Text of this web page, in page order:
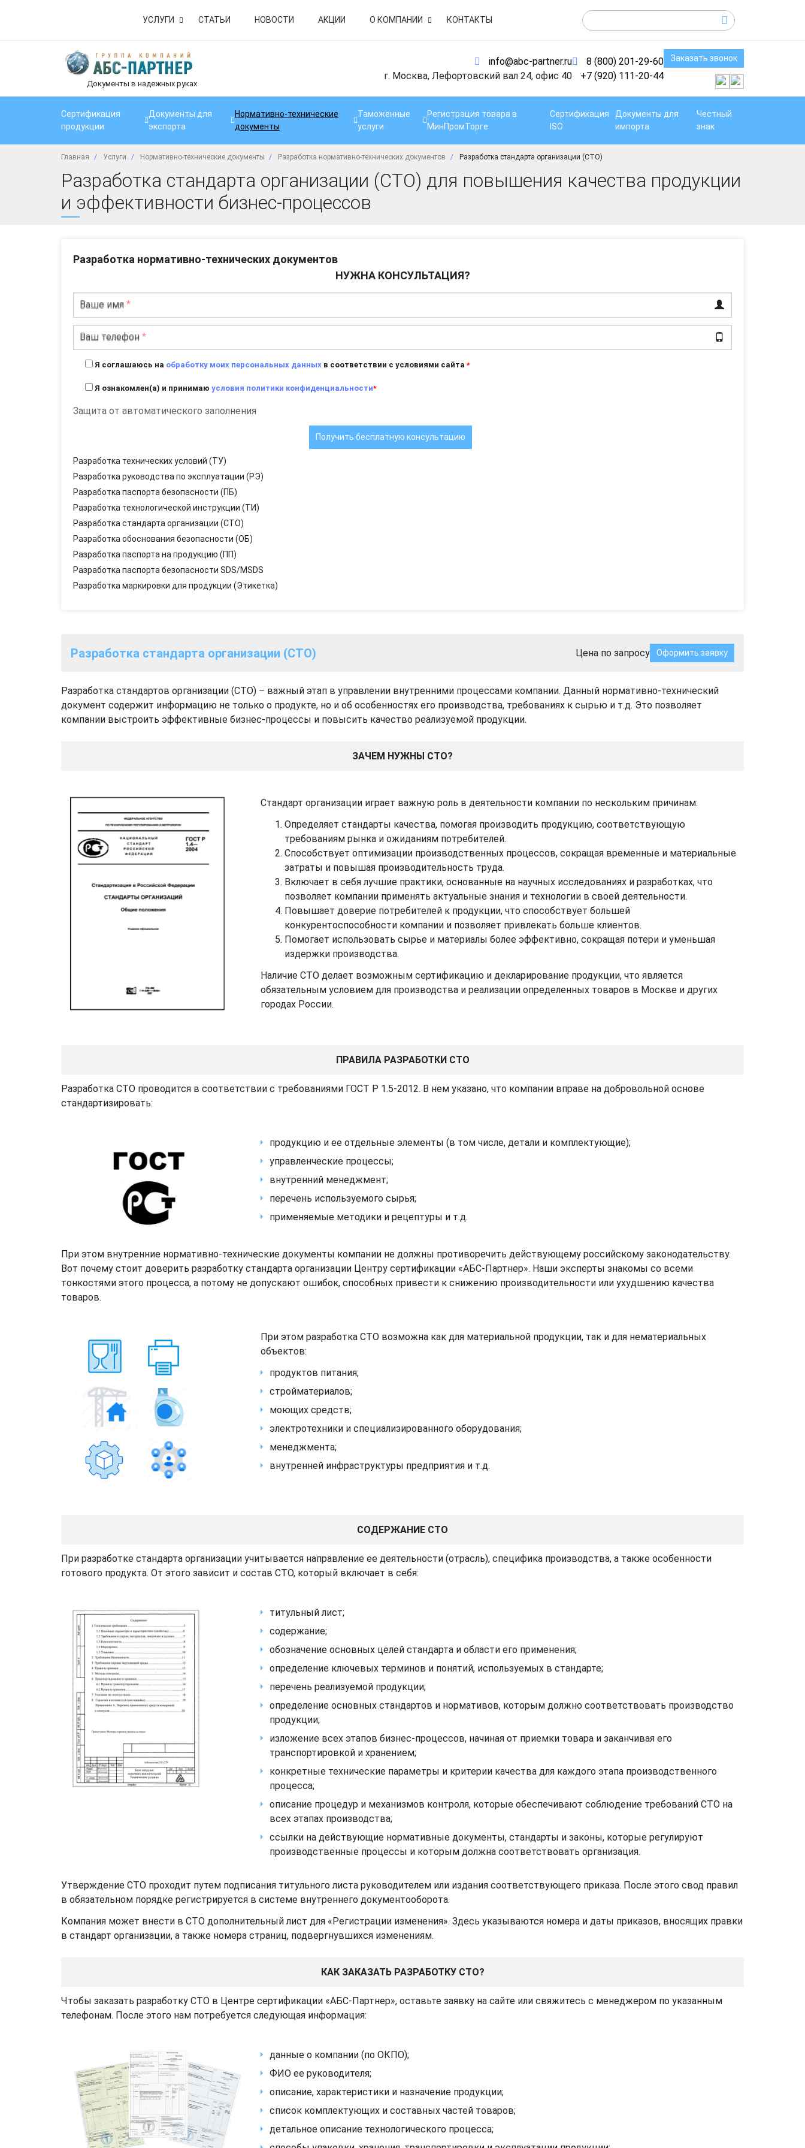
УСЛУГИ СТАТЬИ НОВОСТИ АКЦИИ О КОМПАНИИ КОНТАКТЫ
Документы в надежных руках
info@abc-partner.ru
г. Москва, Лефортовский вал 24, офис 40
8 (800) 201-29-60
+7 (920) 111-20-44
Заказать звонок
Сертификация
продукции
Документы для
экспорта
Нормативно-технические
документы
Таможенные
услуги
Регистрация товара в
МинПромТорге
Сертификация
ISO
Документы для
импорта
Честный
знак
Главная Услуги Нормативно-технические документы Разработка нормативно-технических документов Разработка стандарта организации (СТО)
Разработка стандарта организации (СТО) для повышения качества продукции
и эффективности бизнес-процессов
Разработка нормативно-технических документов
НУЖНА КОНСУЛЬТАЦИЯ?
Ваше имя *
Ваш телефон *
Я соглашаюсь на обработку моих персональных данных в соответствии с условиями сайта *
Я ознакомлен(а) и принимаю условия политики конфиденциальности*
Защита от автоматического заполнения
Разработка технических условий (ТУ)
Разработка руководства по эксплуатации (РЭ)
Разработка паспорта безопасности (ПБ)
Разработка технологической инструкции (ТИ)
Разработка стандарта организации (СТО)
Разработка обоснования безопасности (ОБ)
Разработка паспорта на продукцию (ПП)
Разработка паспорта безопасности SDS/MSDS
Разработка маркировки для продукции (Этикетка)
Разработка стандарта организации (СТО) Цена по запросу Оформить заявку
Разработка стандартов организации (СТО) – важный этап в управлении внутренними процессами компании. Данный нормативно-технический
документ содержит информацию не только о продукте, но и об особенностях его производства, требованиях к сырью и т.д. Это позволяет
компании выстроить эффективные бизнес-процессы и повысить качество реализуемой продукции.
ЗАЧЕМ НУЖНЫ СТО?
Стандарт организации играет важную роль в деятельности компании по нескольким причинам:
Определяет стандарты качества, помогая производить продукцию, соответствующую
требованиям рынка и ожиданиям потребителей.
Способствует оптимизации производственных процессов, сокращая временные и материальные
затраты и повышая производительность труда.
Включает в себя лучшие практики, основанные на научных исследованиях и разработках, что
позволяет компании применять актуальные знания и технологии в своей деятельности.
Повышает доверие потребителей к продукции, что способствует большей
конкурентоспособности компании и позволяет привлекать больше клиентов.
Помогает использовать сырье и материалы более эффективно, сокращая потери и уменьшая
издержки производства.
Наличие СТО делает возможным сертификацию и декларирование продукции, что является
обязательным условием для производства и реализации определенных товаров в Москве и других
городах России.
ПРАВИЛА РАЗРАБОТКИ СТО
Разработка СТО проводится в соответствии с требованиями ГОСТ Р 1.5-2012. В нем указано, что компании вправе на добровольной основе
стандартизировать:
продукцию и ее отдельные элементы (в том числе, детали и комплектующие);
управленческие процессы;
внутренний менеджмент;
перечень используемого сырья;
применяемые методики и рецептуры и т.д.
При этом внутренние нормативно-технические документы компании не должны противоречить действующему российскому законодательству.
Вот почему стоит доверить разработку стандарта организации Центру сертификации «АБС-Партнер». Наши эксперты знакомы со всеми
тонкостями этого процесса, а потому не допускают ошибок, способных привести к снижению производительности или ухудшению качества
товаров.
При этом разработка СТО возможна как для материальной продукции, так и для нематериальных
объектов:
продуктов питания;
стройматериалов;
моющих средств;
электротехники и специализированного оборудования;
менеджмента;
внутренней инфраструктуры предприятия и т.д.
СОДЕРЖАНИЕ СТО
При разработке стандарта организации учитывается направление ее деятельности (отрасль), специфика производства, а также особенности
готового продукта. От этого зависит и состав СТО, который включает в себя:
титульный лист;
содержание;
обозначение основных целей стандарта и области его применения;
определение ключевых терминов и понятий, используемых в стандарте;
перечень реализуемой продукции;
определение основных стандартов и нормативов, которым должно соответствовать производство
продукции;
изложение всех этапов бизнес-процессов, начиная от приемки товара и заканчивая его
транспортировкой и хранением;
конкретные технические параметры и критерии качества для каждого этапа производственного
процесса;
описание процедур и механизмов контроля, которые обеспечивают соблюдение требований СТО на
всех этапах производства;
ссылки на действующие нормативные документы, стандарты и законы, которые регулируют
производственные процессы и которым должна соответствовать организация.
Утверждение СТО проходит путем подписания титульного листа руководителем или издания соответствующего приказа. После этого свод правил
в обязательном порядке регистрируется в системе внутреннего документооборота.
Компания может внести в СТО дополнительный лист для «Регистрации изменения». Здесь указываются номера и даты приказов, вносящих правки
в стандарт организации, а также номера страниц, подвергнувшихся изменениям.
КАК ЗАКАЗАТЬ РАЗРАБОТКУ СТО?
Чтобы заказать разработку СТО в Центре сертификации «АБС-Партнер», оставьте заявку на сайте или свяжитесь с менеджером по указанным
телефонам. После этого нам потребуется следующая информация:
данные о компании (по ОКПО);
ФИО ее руководителя;
описание, характеристики и назначение продукции;
список комплектующих и составных частей товаров;
детальное описание технологического процесса;